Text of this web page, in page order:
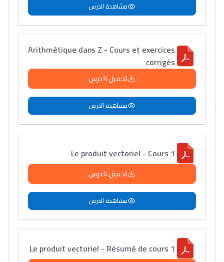
مشاهدة الدرس
Arithmétique dans Z - Cours et exercices
corrigés
تحميل الدرس
مشاهدة الدرس
Le produit vectoriel - Cours 1
تحميل الدرس
مشاهدة الدرس
Le produit vectoriel - Résumé de cours 1